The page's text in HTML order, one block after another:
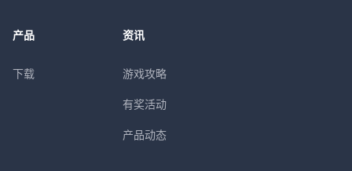
产品
下载
资讯
游戏攻略
有奖活动
产品动态